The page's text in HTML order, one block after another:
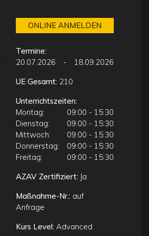
ONLINE ANMELDEN
Termine:
20.07.2026
-
18.09.2026
UE Gesamt: 210
Unterrichtszeiten:
Montag:
09:00 - 15:30
Dienstag:
09:00 - 15:30
Mittwoch:
09:00 - 15:30
Donnerstag:
09:00 - 15:30
Freitag:
09:00 - 15:30
AZAV Zertifiziert: Ja
Maßnahme-Nr.: auf
Anfrage
Kurs Level: Advanced